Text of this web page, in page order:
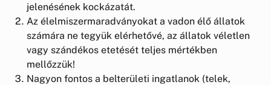
jelenésének kockázatát.
Az élelmiszermaradványokat a vadon élő állatok
számára ne tegyük elérhetővé, az állatok véletlen
vagy szándékos etetését teljes mértékben
mellőzzük!
Nagyon fontos a belterületi ingatlanok (telek,